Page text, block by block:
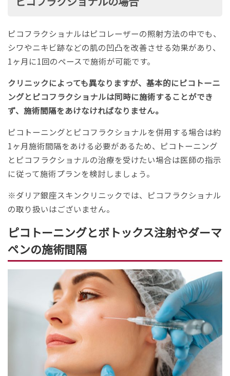
ピコフラクショナルはピコレーザーの照射方法の中でも、
シワやニキビ跡などの肌の凹凸を改善させる効果があり、
1ヶ月に1回のペースで施術が可能です。
クリニックによっても異なりますが、基本的にピコトーニ
ングとピコフラクショナルは同時に施術することができ
ず、施術間隔をあけなければなりません。
ピコトーニングとピコフラクショナルを併用する場合は約
1ヶ月施術間隔をあける必要があるため、ピコトーニング
とピコフラクショナルの治療を受けたい場合は医師の指示
に従って施術プランを検討しましょう。
※ダリア銀座スキンクリニックでは、ピコフラクショナル
の取り扱いはございません。
ピコトーニングとボトックス注射やダーマ
ペンの施術間隔